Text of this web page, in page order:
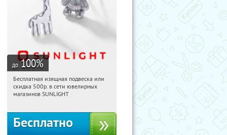
до 100%
12:19:08 Получили:
Россия
Бесплатная изящная подвеска или
скидка 500р. в сети ювелирных
магазинов SUNLIGHT
Бесплатно